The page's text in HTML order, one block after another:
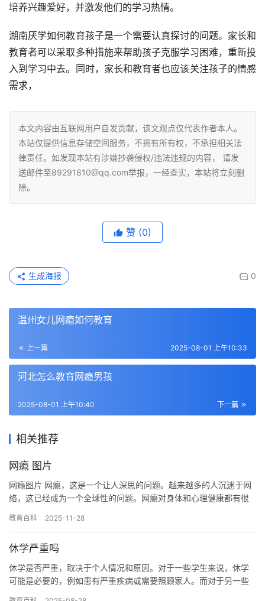
培养兴趣爱好，并激发他们的学习热情。
湖南厌学如何教育孩子是一个需要认真探讨的问题。家长和
教育者可以采取多种措施来帮助孩子克服学习困难，重新投
入到学习中去。同时，家长和教育者也应该关注孩子的情感
需求，
本文内容由互联网用户自发贡献，该文观点仅代表作者本人。
本站仅提供信息存储空间服务，不拥有所有权，不承担相关法
律责任。如发现本站有涉嫌抄袭侵权/违法违规的内容， 请发
送邮件至89291810@qq.com举报，一经查实，本站将立刻删
除。
赞 (0)
0
生成海报
温州女儿网瘾如何教育
上一篇 2025-08-01 上午10:33
河北怎么教育网瘾男孩
下一篇
2025-08-01 上午10:40
相关推荐
网瘾 图片
网瘾图片 网瘾，这是一个让人深思的问题。越来越多的人沉迷于网
络，这已经成为一个全球性的问题。网瘾对身体和心理健康都有很
症…
教育百科 2025-11-28
休学严重吗
休学是否严重，取决于个人情况和原因。对于一些学生来说，休学
可能是必要的，例如患有严重疾病或需要照顾家人。而对于另一些